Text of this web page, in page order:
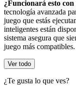
¿Funcionará esto
tecnología avanzada
juego que estás
inteligentes están
sistema asegura que
juego más compatibles.
Ver todo
¿Te gusta lo que ves?